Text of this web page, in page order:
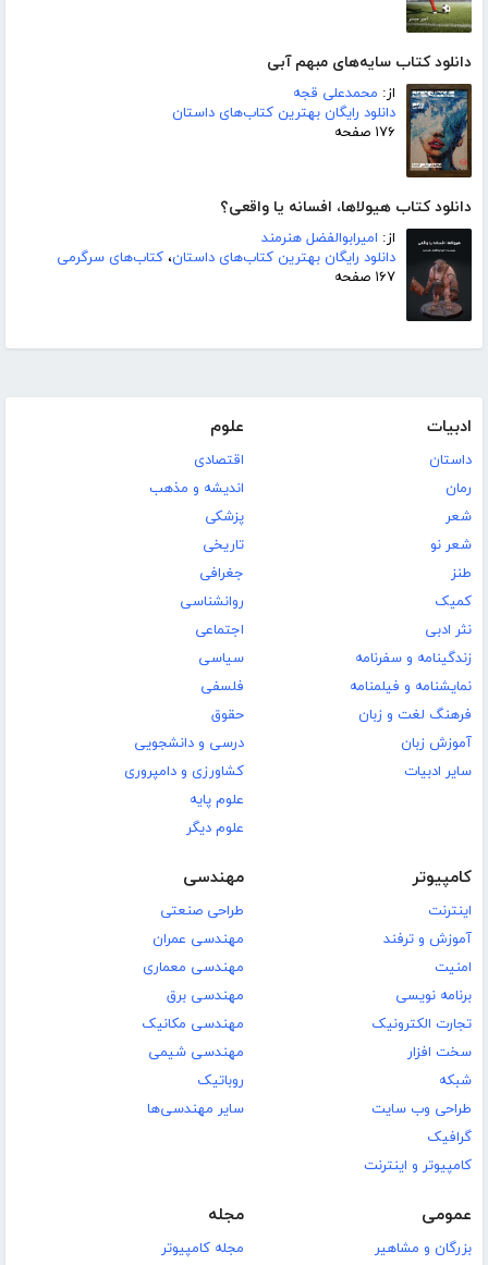
دانلود کتاب سایه‌های مبهم آبی
از: محمدعلی قجه
دانلود رایگان بهترین کتاب‌های داستان
۱۷۶ صفحه
دانلود کتاب هیولاها، افسانه یا واقعی؟
از: امیرابوالفضل هنرمند
دانلود رایگان بهترین کتاب‌های داستان، کتاب‌های سرگرمی
۱۶۷ صفحه
ادبیات
داستان
رمان
شعر
شعر نو
طنز
کمیک
نثر ادبی
زندگینامه و سفرنامه
نمایشنامه و فیلمنامه
فرهنگ لغت و زبان
آموزش زبان
سایر ادبیات
علوم
اقتصادی
اندیشه و مذهب
پزشکی
تاریخی
جغرافی
روانشناسی
اجتماعی
سیاسی
فلسفی
حقوق
درسی و دانشجویی
کشاورزی و دامپروری
علوم پایه
علوم دیگر
کامپیوتر
اینترنت
آموزش و ترفند
امنیت
برنامه نویسی
تجارت الکترونیک
سخت افزار
شبکه
طراحی وب سایت
گرافیک
کامپیوتر و اینترنت
مهندسی
طراحی صنعتی
مهندسی عمران
مهندسی معماری
مهندسی برق
مهندسی مکانیک
مهندسی شیمی
روباتیک
سایر مهندسی‌ها
عمومی
بزرگان و مشاهیر
مجله
مجله کامپیوتر